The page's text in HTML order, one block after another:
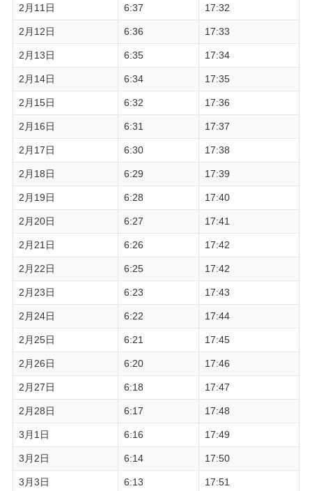
2月11日 6:37 17:32
2月12日 6:36 17:33
2月13日 6:35 17:34
2月14日 6:34 17:35
2月15日 6:32 17:36
2月16日 6:31 17:37
2月17日 6:30 17:38
2月18日 6:29 17:39
2月19日 6:28 17:40
2月20日 6:27 17:41
2月21日 6:26 17:42
2月22日 6:25 17:42
2月23日 6:23 17:43
2月24日 6:22 17:44
2月25日 6:21 17:45
2月26日 6:20 17:46
2月27日 6:18 17:47
2月28日 6:17 17:48
3月1日 6:16 17:49
3月2日 6:14 17:50
3月3日 6:13 17:51